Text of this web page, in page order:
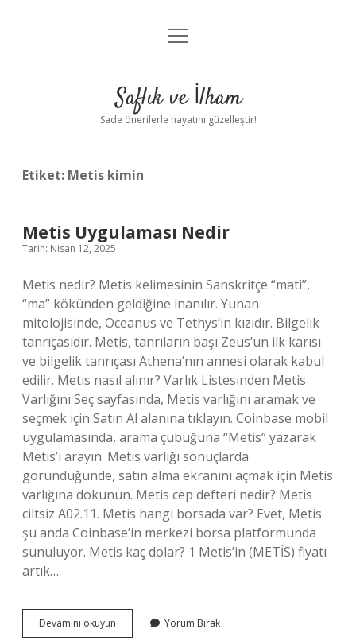
Anasayfa
Yasal Uyarı
menüyü
Saflık ve İlham
Sade önerilerle hayatını güzelleştir!
Etiket: Metis kimin
Metis Uygulaması Nedir
Tarih: Nisan 12, 2025
Metis nedir? Metis kelimesinin Sanskritçe “mati”,
“ma” kökünden geldiğine inanılır. Yunan
mitolojisinde, Oceanus ve Tethys’in kızıdır. Bilgelik
tanrıçasıdır. Metis, tanrıların başı Zeus’un ilk karısı
ve bilgelik tanrıçası Athena’nın annesi olarak kabul
edilir. Metis nasıl alınır? Varlık Listesinden Metis
Varlığını Seç sayfasında, Metis varlığını aramak ve
seçmek için Satın Al alanına tıklayın. Coinbase mobil
uygulamasında, arama çubuğuna “Metis” yazarak
Metis’i arayın. Metis varlığı sonuçlarda
göründüğünde, satın alma ekranını açmak için Metis
varlığına dokunun. Metis cep defteri nedir? Metis
ciltsiz A02.11. Metis hangi borsada var? Evet, Metis
şu anda Coinbase’in merkezi borsa platformunda
sunuluyor. Metis kaç dolar? 1 Metis’in (METİS) fiyatı
artık…
Devamını okuyun
Uygulaması
Yorum Bırak